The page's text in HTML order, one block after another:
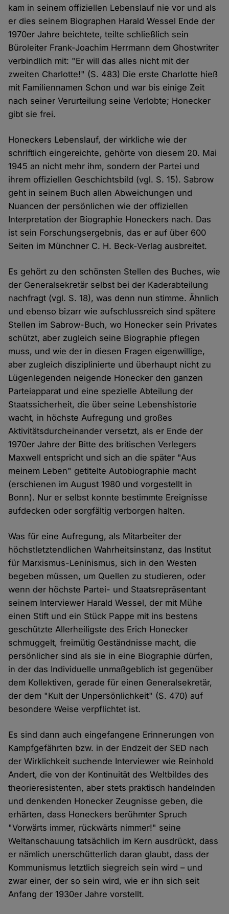
kam in seinem offiziellen Lebenslauf nie vor und als
er dies seinem Biographen Harald Wessel Ende der
1970er Jahre beichtete, teilte schließlich sein
Büroleiter Frank-Joachim Herrmann dem Ghostwriter
verbindlich mit: "Er will das alles nicht mit der
zweiten Charlotte!" (S. 483) Die erste Charlotte hieß
mit Familiennamen Schon und war bis einige Zeit
nach seiner Verurteilung seine Verlobte; Honecker
gibt sie frei.
Honeckers Lebenslauf, der wirkliche wie der
schriftlich eingereichte, gehörte von diesem 20. Mai
1945 an nicht mehr ihm, sondern der Partei und
ihrem offiziellen Geschichtsbild (vgl. S. 15). Sabrow
geht in seinem Buch allen Abweichungen und
Nuancen der persönlichen wie der offiziellen
Interpretation der Biographie Honeckers nach. Das
ist sein Forschungsergebnis, das er auf über 600
Seiten im Münchner C. H. Beck-Verlag ausbreitet.
Es gehört zu den schönsten Stellen des Buches, wie
der Generalsekretär selbst bei der Kaderabteilung
nachfragt (vgl. S. 18), was denn nun stimme. Ähnlich
und ebenso bizarr wie aufschlussreich sind spätere
Stellen im Sabrow-Buch, wo Honecker sein Privates
schützt, aber zugleich seine Biographie pflegen
muss, und wie der in diesen Fragen eigenwillige,
aber zugleich disziplinierte und überhaupt nicht zu
Lügenlegenden neigende Honecker den ganzen
Parteiapparat und eine spezielle Abteilung der
Staatssicherheit, die über seine Lebenshistorie
wacht, in höchste Aufregung und großes
Aktivitätsdurcheinander versetzt, als er Ende der
1970er Jahre der Bitte des britischen Verlegers
Maxwell entspricht und sich an die später "Aus
meinem Leben" getitelte Autobiographie macht
(erschienen im August 1980 und vorgestellt in
Bonn). Nur er selbst konnte bestimmte Ereignisse
aufdecken oder sorgfältig verborgen halten.
Was für eine Aufregung, als Mitarbeiter der
höchstletztendlichen Wahrheitsinstanz, das Institut
für Marxismus-Leninismus, sich in den Westen
begeben müssen, um Quellen zu studieren, oder
wenn der höchste Partei- und Staatsrepräsentant
seinem Interviewer Harald Wessel, der mit Mühe
einen Stift und ein Stück Pappe mit ins bestens
geschützte Allerheiligste des Erich Honecker
schmuggelt, freimütig Geständnisse macht, die
persönlicher sind als sie in eine Biographie dürfen,
in der das Individuelle unmaßgeblich ist gegenüber
dem Kollektiven, gerade für einen Generalsekretär,
der dem "Kult der Unpersönlichkeit" (S. 470) auf
besondere Weise verpflichtet ist.
Es sind dann auch eingefangene Erinnerungen von
Kampfgefährten bzw. in der Endzeit der SED nach
der Wirklichkeit suchende Interviewer wie Reinhold
Andert, die von der Kontinuität des Weltbildes des
theorieresistenten, aber stets praktisch handelnden
und denkenden Honecker Zeugnisse geben, die
erhärten, dass Honeckers berühmter Spruch
"Vorwärts immer, rückwärts nimmer!" seine
Weltanschauung tatsächlich im Kern ausdrückt, dass
er nämlich unerschütterlich daran glaubt, dass der
Kommunismus letztlich siegreich sein wird – und
zwar einer, der so sein wird, wie er ihn sich seit
Anfang der 1930er Jahre vorstellt.